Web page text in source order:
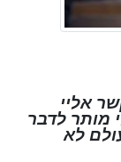
אליי
מותר לדבר
לא